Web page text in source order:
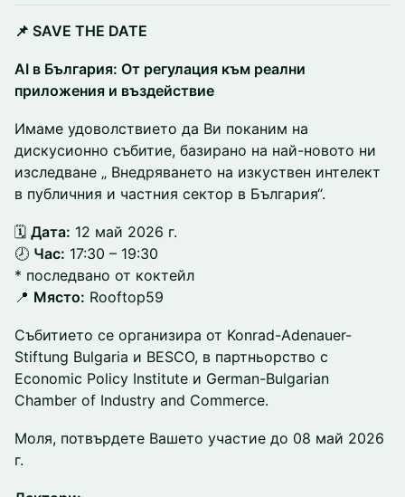
📌 SAVE THE DATE
AI в България: От регулация към реални
приложения и въздействие
Имаме удоволствието да Ви поканим на
дискусионно събитие, базирано на най-новото ни
изследване „ Внедряването на изкуствен интелект
в публичния и частния сектор в България“.
🗓️ Дата: 12 май 2026 г.
🕗 Час: 17:30 – 19:30
* последвано от коктейл
📍 Място: Rooftop59
Събитието се организира от Konrad-Adenauer-
Stiftung Bulgaria и BESCO, в партньорство с
Economic Policy Institute и German-Bulgarian
Chamber of Industry and Commerce.
Моля, потвърдете Вашето участие до 08 май 2026
г.